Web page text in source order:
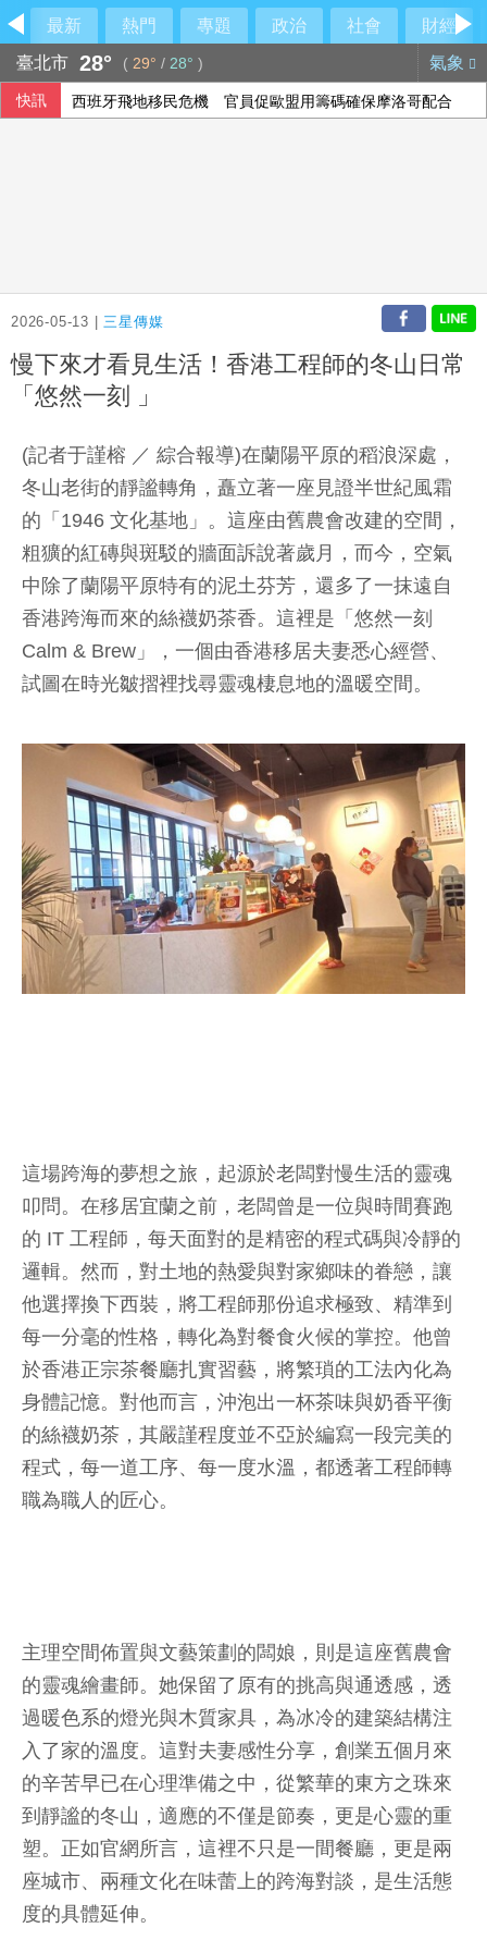
最新 熱門 專題 政治 社會
財經
臺北市 28° ( 29° / 28° ) 氣象
快訊 西班牙飛地移民危機 官員促歐盟用籌碼確保摩洛哥配合
2026-05-13 |三星傳媒
慢下來才看見生活！香港工程師的冬山日常
「悠然一刻 」
(記者于謹榕 ／ 綜合報導)在蘭陽平原的稻浪深處，
冬山老街的靜謐轉角，矗立著一座見證半世紀風霜
的「1946 文化基地」。這座由舊農會改建的空間，
粗獷的紅磚與斑駁的牆面訴說著歲月，而今，空氣
中除了蘭陽平原特有的泥土芬芳，還多了一抹遠自
香港跨海而來的絲襪奶茶香。這裡是「悠然一刻
Calm & Brew」，一個由香港移居夫妻悉心經營、
試圖在時光皺摺裡找尋靈魂棲息地的溫暖空間。
這場跨海的夢想之旅，起源於老闆對慢生活的靈魂
叩問。在移居宜蘭之前，老闆曾是一位與時間賽跑
的 IT 工程師，每天面對的是精密的程式碼與冷靜的
邏輯。然而，對土地的熱愛與對家鄉味的眷戀，讓
他選擇換下西裝，將工程師那份追求極致、精準到
每一分毫的性格，轉化為對餐食火候的掌控。他曾
於香港正宗茶餐廳扎實習藝，將繁瑣的工法內化為
身體記憶。對他而言，沖泡出一杯茶味與奶香平衡
的絲襪奶茶，其嚴謹程度並不亞於編寫一段完美的
程式，每一道工序、每一度水溫，都透著工程師轉
職為職人的匠心。
主理空間佈置與文藝策劃的闆娘，則是這座舊農會
的靈魂繪畫師。她保留了原有的挑高與通透感，透
過暖色系的燈光與木質家具，為冰冷的建築結構注
入了家的溫度。這對夫妻感性分享，創業五個月來
的辛苦早已在心理準備之中，從繁華的東方之珠來
到靜謐的冬山，適應的不僅是節奏，更是心靈的重
塑。正如官網所言，這裡不只是一間餐廳，更是兩
座城市、兩種文化在味蕾上的跨海對談，是生活態
度的具體延伸。